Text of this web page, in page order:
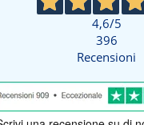
4,6/5
396
Recensioni